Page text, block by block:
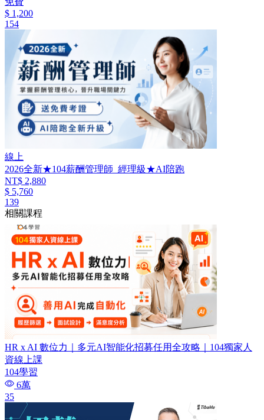
$ 1,200
154
線上
2026全新★104薪酬管理師_經理級★AI陪跑
NT$ 2,880
$ 5,760
139
相關課程
HR x AI 數位力｜多元AI智能化招募任用全攻略｜104獨家人
資線上課
104學習
6萬
35